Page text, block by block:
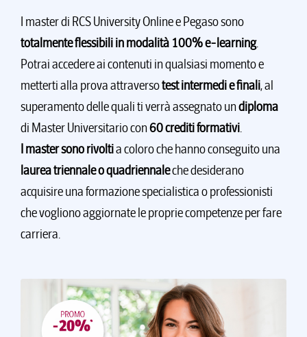
I master di RCS University Online e Pegaso sono
totalmente flessibili in modalità 100% e-learning.
Potrai accedere ai contenuti in qualsiasi momento e
metterti alla prova attraversotest intermedi e finali, al
superamento delle quali ti verrà assegnato undiploma
di Master Universitario con60 crediti formativi.
I master sono rivoltia coloro che hanno conseguito una
laurea triennale o quadriennaleche desiderano
acquisire una formazione specialistica o professionisti
che vogliono aggiornate le proprie competenze per fare
carriera.